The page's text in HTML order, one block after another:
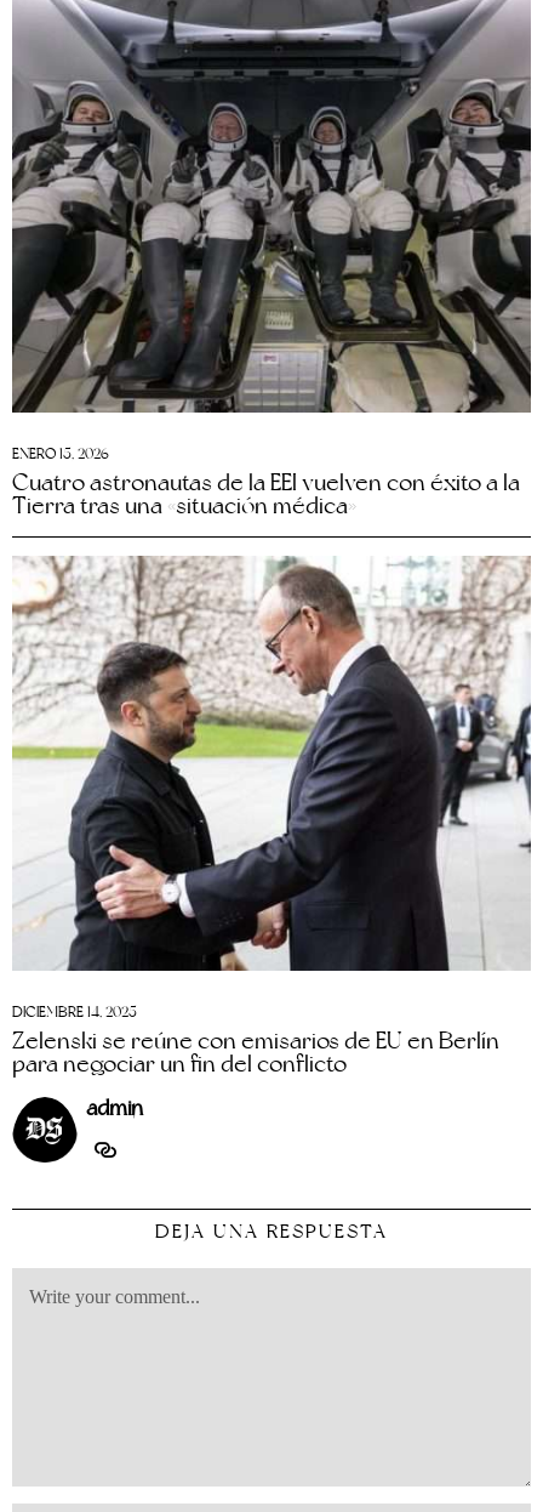
ENERO 15, 2026
Cuatro astronautas de la EEI vuelven con éxito a la
Tierra tras una «situación médica»
DICIEMBRE 14, 2025
Zelenski se reúne con emisarios de EU en Berlín
para negociar un fin del conflicto
admin
DEJA UNA RESPUESTA